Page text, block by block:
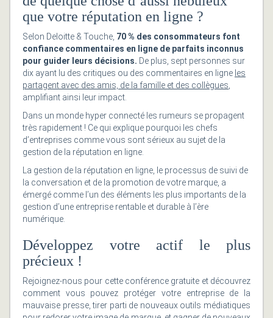
que votre réputation en ligne ?
Selon Deloitte & Touche, 70 % des consommateurs font
confiance commentaires en ligne de parfaits inconnus
pour guider leurs décisions. De plus, sept personnes sur
dix ayant lu des critiques ou des commentaires en ligne les
partagent avec des amis, de la famille et des collègues
amplifiant ainsi leur impact.
Dans un monde hyper connecté les rumeurs se propagent
très rapidement ! Ce qui explique pourquoi les chefs
d’entreprises comme vous sont sérieux au sujet de la
gestion de la réputation en ligne.
La gestion de la réputation en ligne, le processus de suivi de
la conversation et de la promotion de votre marque, a
émergé comme l’un des éléments les plus importants de la
gestion d’une entreprise rentable et durable à l’ère
numérique.
Développez votre actif le plus
précieux !
Rejoignez-nous pour cette conférence gratuite et découvrez
comment vous pouvez protéger votre entreprise de la
mauvaise presse, tirer parti de nouveaux outils médiatiques